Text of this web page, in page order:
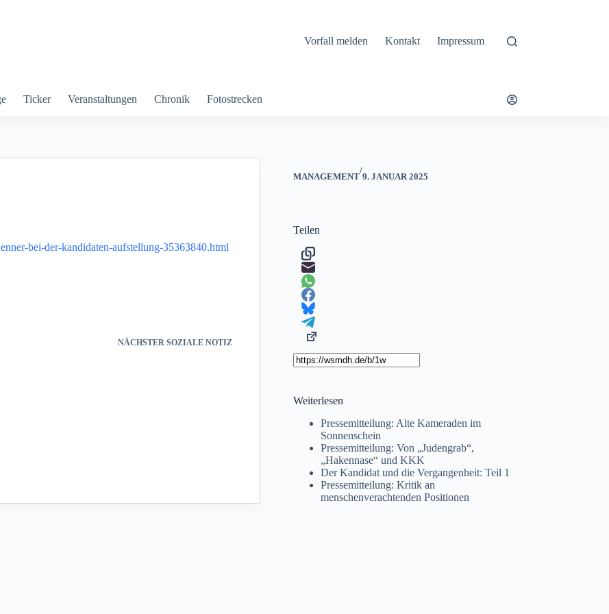
Vorfall melden Kontakt Impressum
Ticker Veranstaltungen Chronik Fotostrecken
bei-der-kandidaten-aufstellung-35363840.html
NÄCHSTER SOZIALE NOTIZ
MANAGEMENT
/
9. JANUAR 2025
Teilen
Weiterlesen
Pressemitteilung: Alte Kameraden im
Sonnenschein
Pressemitteilung: Von „Judengrab“,
„Hakennase“ und KKK
Der Kandidat und die Vergangenheit: Teil 1
Pressemitteilung: Kritik an
menschenverachtenden Positionen